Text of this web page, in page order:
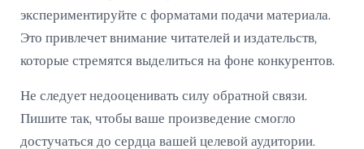
экспериментируйте с форматами подачи материала.
Это привлечет внимание читателей и издательств,
которые стремятся выделиться на фоне конкурентов.
Не следует недооценивать силу обратной связи.
Пишите так, чтобы ваше произведение смогло
достучаться до сердца вашей целевой аудитории.